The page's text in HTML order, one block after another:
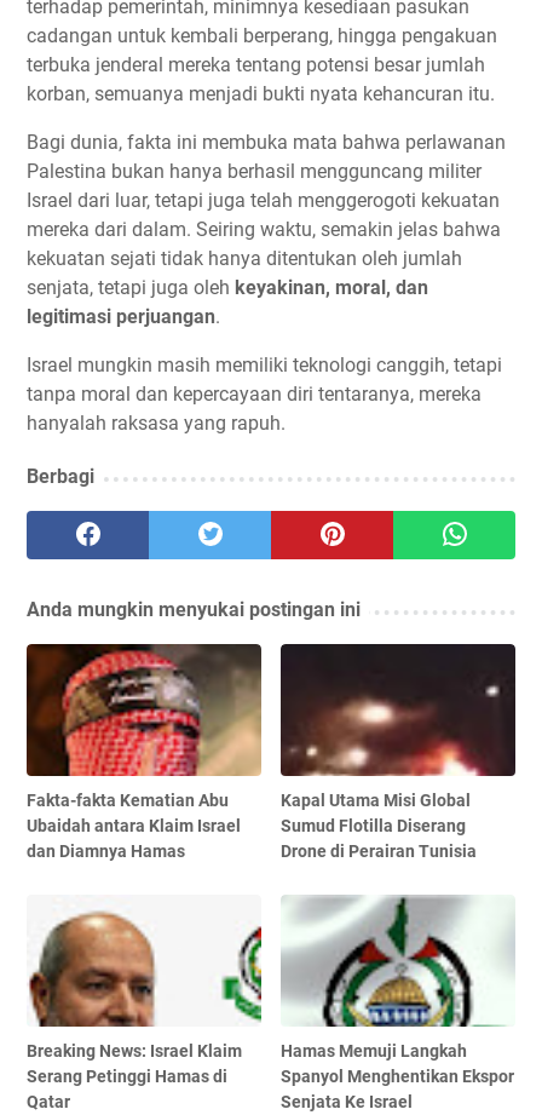
terhadap pemerintah, minimnya kesediaan pasukan
cadangan untuk kembali berperang, hingga pengakuan
terbuka jenderal mereka tentang potensi besar jumlah
korban, semuanya menjadi bukti nyata kehancuran itu.
Bagi dunia, fakta ini membuka mata bahwa perlawanan
Palestina bukan hanya berhasil mengguncang militer
Israel dari luar, tetapi juga telah menggerogoti kekuatan
mereka dari dalam. Seiring waktu, semakin jelas bahwa
kekuatan sejati tidak hanya ditentukan oleh jumlah
senjata, tetapi juga oleh keyakinan, moral, dan
legitimasi perjuangan.
Israel mungkin masih memiliki teknologi canggih, tetapi
tanpa moral dan kepercayaan diri tentaranya, mereka
hanyalah raksasa yang rapuh.
Berbagi
Anda mungkin menyukai postingan ini
Fakta-fakta Kematian Abu
Ubaidah antara Klaim Israel
dan Diamnya Hamas
Kapal Utama Misi Global
Sumud Flotilla Diserang
Drone di Perairan Tunisia
Breaking News: Israel Klaim
Serang Petinggi Hamas di
Qatar
Hamas Memuji Langkah
Spanyol Menghentikan Ekspor
Senjata Ke Israel